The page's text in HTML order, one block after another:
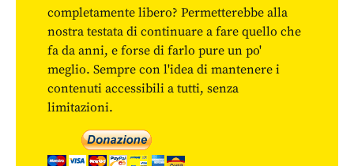
completamente libero? Permetterebbe alla
nostra testata di continuare a fare quello che
fa da anni, e forse di farlo pure un po'
meglio. Sempre con l'idea di mantenere i
contenuti accessibili a tutti, senza
limitazioni.